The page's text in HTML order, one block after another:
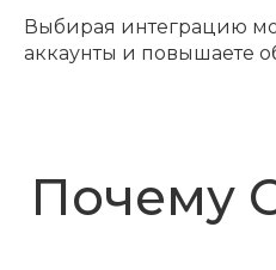
Выбирая интеграцию
аккаунты и повышаете
Почему